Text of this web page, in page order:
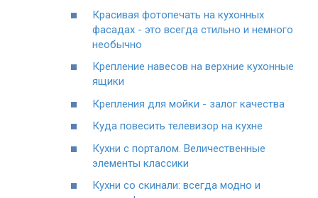
Красивая фотопечать на кухонных
фасадах - это всегда стильно и немного
необычно
Крепление навесов на верхние кухонные
ящики
Крепления для мойки - залог качества
Куда повесить телевизор на кухне
Кухни с порталом. Величественные
элементы классики
Кухни со скинали: всегда модно и